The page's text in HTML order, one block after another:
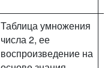
Таблица умножения
числа 2, ее
воспроизведение на